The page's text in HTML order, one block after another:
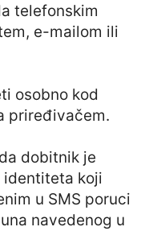
telefonskim
e-mailom ili
osobno kod
priređivačem.
dobitnik je
identiteta koji
u SMS poruci
navedenog u